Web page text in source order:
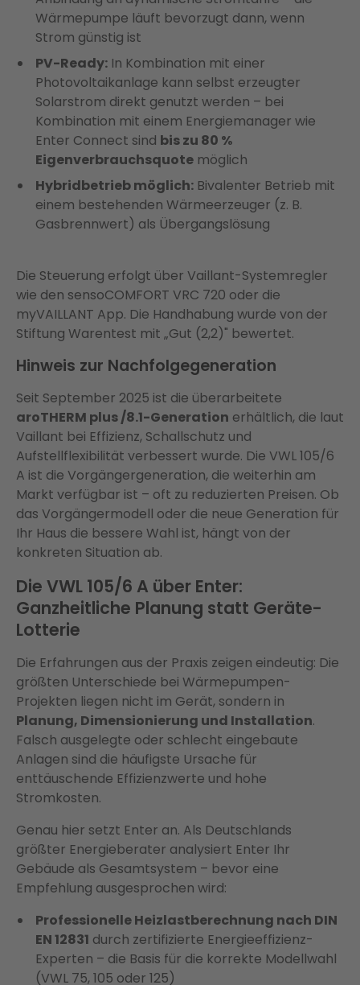
Wärmepumpe läuft bevorzugt dann, wenn
Strom günstig ist
PV-Ready: In Kombination mit einer
Photovoltaikanlage kann selbst erzeugter
Solarstrom direkt genutzt werden – bei
Kombination mit einem Energiemanager wie
Enter Connect sind bis zu 80 %
Eigenverbrauchsquote möglich
Hybridbetrieb möglich: Bivalenter Betrieb mit
einem bestehenden Wärmeerzeuger (z. B.
Gasbrennwert) als Übergangslösung
Die Steuerung erfolgt über Vaillant-Systemregler
wie den sensoCOMFORT VRC 720 oder die
myVAILLANT App. Die Handhabung wurde von der
Stiftung Warentest mit „Gut (2,2)" bewertet.
Hinweis zur Nachfolgegeneration
Seit September 2025 ist die überarbeitete
aroTHERM plus /8.1-Generation erhältlich, die laut
Vaillant bei Effizienz, Schallschutz und
Aufstellflexibilität verbessert wurde. Die VWL 105/6
A ist die Vorgängergeneration, die weiterhin am
Markt verfügbar ist – oft zu reduzierten Preisen. Ob
das Vorgängermodell oder die neue Generation für
Ihr Haus die bessere Wahl ist, hängt von der
konkreten Situation ab.
Die VWL 105/6 A über Enter:
Ganzheitliche Planung statt Geräte-
Lotterie
Die Erfahrungen aus der Praxis zeigen eindeutig: Die
größten Unterschiede bei Wärmepumpen-
Projekten liegen nicht im Gerät, sondern in
Planung, Dimensionierung und Installation.
Falsch ausgelegte oder schlecht eingebaute
Anlagen sind die häufigste Ursache für
enttäuschende Effizienzwerte und hohe
Stromkosten.
Genau hier setzt Enter an. Als Deutschlands
größter Energieberater analysiert Enter Ihr
Gebäude als Gesamtsystem – bevor eine
Empfehlung ausgesprochen wird:
Professionelle Heizlastberechnung nach DIN
EN 12831 durch zertifizierte Energieeffizienz-
Experten – die Basis für die korrekte Modellwahl
(VWL 75, 105 oder 125)